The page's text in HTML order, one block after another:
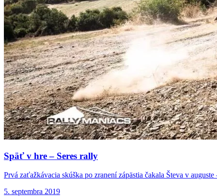
Späť v hre – Seres rally
Prvá zaťažkávacia skúška po zranení zápästia čakala Števa v auguste
5. septembra 2019